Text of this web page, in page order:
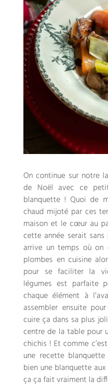
On continue sur notre
de Noël avec ce
blanquette ! Quoi de
chaud mijoté par ces
maison et le cœur au
cette année serait
arrive un temps où on
plombes en cuisine
pour se faciliter la
légumes est parfaite
chaque élément à
assembler ensuite
cuire ça dans sa plus
centre de la table pour
chichis ! Et comme
une recette
bien une blanquette
ça ça fait vraiment la